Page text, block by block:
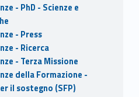
- PhD - Scienze e
- Press
- Ricerca
- Terza Missione
della Formazione -
il sostegno (SFP)